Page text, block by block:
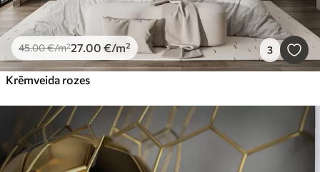
45.00€/m²27.00 €/m² 3
Krēmveida rozes